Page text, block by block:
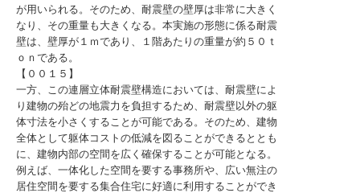
が用いられる。そのため、耐震壁の壁厚は非常に大きく
なり、その重量も大きくなる。本実施の形態に係る耐震
壁は、壁厚が１ｍであり、１階あたりの重量が約５０ｔ
ｏｎである。
【００１５】
一方、この連層立体耐震壁構造においては、耐震壁によ
り建物の殆どの地震力を負担するため、耐震壁以外の躯
体寸法を小さくすることが可能である。そのため、建物
全体として躯体コストの低減を図ることができるととも
に、建物内部の空間を広く確保することが可能となる。
例えば、一体化した空間を要する事務所や、広い無注の
居住空間を要する集合住宅に好適に利用することができ